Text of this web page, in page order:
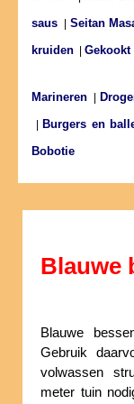
saus
Seitan
kruiden
Marineren
Burgers en
Bobotie
Blauwe
Blauwe
Gebruik
volwassen
meter tuin